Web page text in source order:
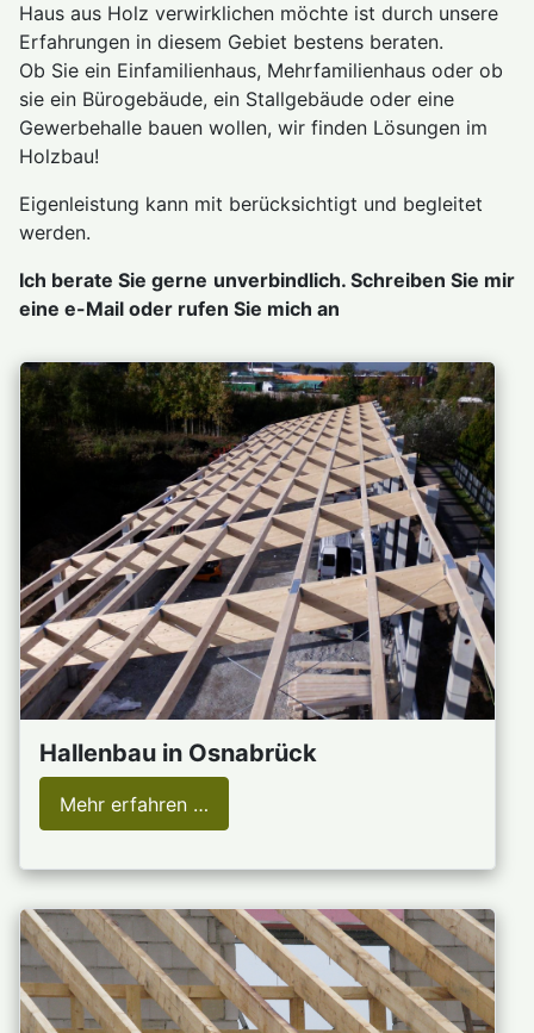
Haus aus Holz verwirklichen möchte ist durch unsere
Erfahrungen in diesem Gebiet bestens beraten.
Ob Sie ein Einfamilienhaus, Mehrfamilienhaus oder ob
sie ein Bürogebäude, ein Stallgebäude oder eine
Gewerbehalle bauen wollen, wir finden Lösungen im
Holzbau!
Eigenleistung kann mit berücksichtigt und begleitet
werden.
Ich berate Sie gerne unverbindlich. Schreiben Sie mir
eine e-Mail oder rufen Sie mich an
Hallenbau in Osnabrück
Mehr erfahren …